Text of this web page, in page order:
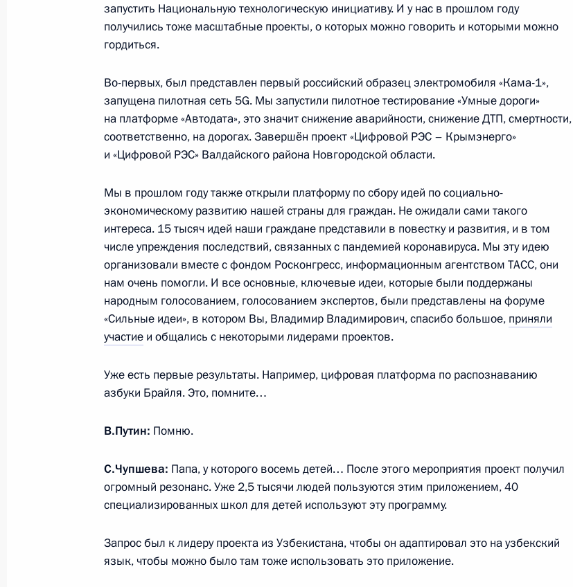
В законодательство внесены изменения, касающиеся защиты
прав участников долевого строительства при банкротстве
30 декабря 2020 года, 15:55
В закон о негосударственных пенсионных фондах внесены
при смене страховщика
30 декабря 2020 года, 15:30
Внесены изменения в закон об обязательном пенсионном
страховании
30 декабря 2020 года, 12:35
Подписан закон о молодёжной политике в Российской
Федерации
Внесены изменения в законы о прожиточном минимуме и МРОТ
30 декабря 2020 года, 10:15
В законодательство внесено изменение, касающееся оплаты
запустить Национальную технологическую инициативу. И у нас в прошлом году
получились тоже масштабные проекты, о которых можно говорить и которыми можно
гордиться.
Во-первых, был представлен первый российский образец электромобиля «Кама-1»,
запущена пилотная сеть 5G. Мы запустили пилотное тестирование «Умные дороги»
на платформе «Автодата», это значит снижение аварийности, снижение ДТП, смертности,
соответственно, на дорогах. Завершён проект «Цифровой РЭС – Крымэнерго»
и «Цифровой РЭС» Валдайского района Новгородской области.
Мы в прошлом году также открыли платформу по сбору идей по социально-
экономическому развитию нашей страны для граждан. Не ожидали сами такого
интереса. 15 тысяч идей наши граждане представили в повестку и развития, и в том
числе упреждения последствий, связанных с пандемией коронавируса. Мы эту идею
организовали вместе с фондом Росконгресс, информационным агентством ТАСС, они
нам очень помогли. И все основные, ключевые идеи, которые были поддержаны
народным голосованием, голосованием экспертов, были представлены на форуме
«Сильные идеи», в котором Вы, Владимир Владимирович, спасибо большое, приняли
участие и общались с некоторыми лидерами проектов.
Уже есть первые результаты. Например, цифровая платформа по распознаванию
азбуки Брайля. Это, помните…
В.Путин: Помню.
С.Чупшева: Папа, у которого восемь детей… После этого мероприятия проект получил
огромный резонанс. Уже 2,5 тысячи людей пользуются этим приложением, 40
специализированных школ для детей используют эту программу.
Запрос был к лидеру проекта из Узбекистана, чтобы он адаптировал это на узбекский
язык, чтобы можно было там тоже использовать это приложение.